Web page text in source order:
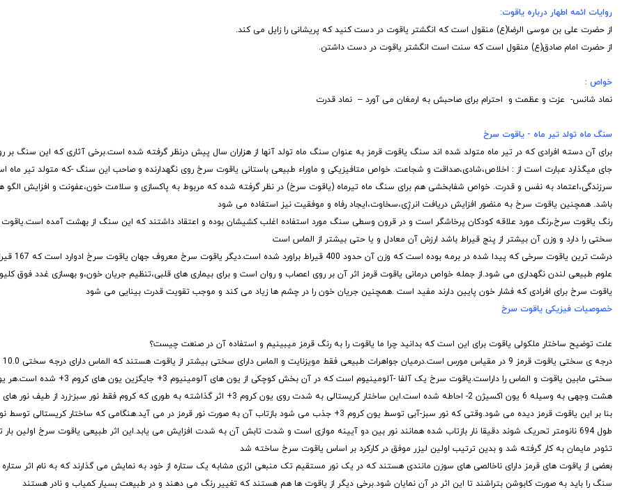
روایات ائمه اطهار درباره یاقوت:
از حضرت علی بن موسی الرضا(ع) منقول است که انگشتر یاقوت در دست کنید که پریشانی را زایل می کند.
از حضرت امام صادق(ع) منقول است که سنت است انگشتر یاقوت در دست داشتن.
خواص :
نماد شانس- عزت و عظمت و احترام برای صاحبش به ارمغان می آورد – نماد قدرت
سنگ ماه تولد تیر ماه - یاقوت سرخ
برای آن دسته افرادی که در تیر ماه متولد شده اند سنگ یاقوت قرمز به عنوان سنگ ماه تولد آنها از هزاران سال پیش درنظر گرفته شده است.برخی آثاری که این سنگ بر
جای میگذارد عبارت است از : اخلاص،شادی،صداقت و شجاعت. خواص متافیزیکی و ماوراء طبیعی باستانی یاقوت سرخ روی نگهدارنده و صاحب این سنگ -که متولد تیر ماه
سرزندگی،اعتماد به نفس و قدرت. خواص شفابخشی هم برای سنگ ماه تیرماه (یاقوت سرخ) در نظر گرفته شده که مربوط به پاکسازی و سلامت خون،عفونت و افزایش الگو
باشد. همچنین یاقوت سرخ به منضور افزایش دریافت انرژِی،سخاوت،ایجاد رفاه و موفقیت نیز استفاده می شود
رنگ یاقوت سرخ،رنگ مورد علاقه کودکان پرخاشگر است و در قرون وسطی سنگ مورد استفاده اغلب کشیشان بوده و اعتقاد داشتند که این سنگ از بهشت آمده
سختی را دارد و وزن آن بیشتر از پنج قیراط باشد ارزش آن معادل و یا حتی بیشتر از الماس است
درشت ترین یاقوت
علوم طبیعی لندن نگهداری می شود.از جمله خواص درمانی یاقوت قرمز اثر آن بر روی اعصاب و روان است و برای بیماری های قلبی،تنظیم جریان خون،و بهسازی غدد فوق
یاقوت سرخ برای افرادی که فشار خون پایین دارند مفید است .همچنین جریان خون را در چشم ها زیاد می کند و موجب تقویت قدرت بینایی می شود
خصوصیات فیزیکی یاقوت سرخ
علت توضیح ساختار ملکولی یاقوت برای این است که بدانید چرا ما یاقوت را به رنگ قرمز میبینیم و استفاده آن در صنعت چیست؟
سختی مابین یاقوت و الماس را داراست.یاقوت سرخ یک آلفا -آلومینیوم است که در آن
هشت وجهی به وسیله 6 یون اکسیژن 2- احاطه شده است.این ساختار کریستالی به شدت روی یون کروم 3+ اثر گذاشته به طوری که کروم فقط
بنا بر این یاقوت قرمز دیده می شود.وقتی که نور سبز-آبی توسط یون کروم 3+ جذب می شود بازتاب آن به صورت نور قرمز در می آید.هنگامی که ساختار
طول 694 نانومتر تحریک شوند دقیقا نار بازتاب شده همانند نور بین دو آیینه موازی است و شدت تابش آن به شدت افزایش می یابد.این اثر طبیعی یاقوت سرخ اولین بار
تئودر مایمان به کار گرفته شد و بدین ترتیب اولین لیزر موفق در کارکرد بر اساس یاقوت سرخ ساخته شد
بعضی از یاقوت های قرمز دارای ناخالصی های سوزن مانندی هستند که در یک نور مستقیم تک منبعی اثری مشابه یک ستاره از خود به نمایش می گذارند که به نام اثر
سنگ را باید به صورت کابوشن بتراشند تا این اثر در آن نمایان شود.برخی دیگر از یاقوت ها هم هستند که تغییر رنگ می دهند و در طبیعت بسیار کمیاب و نادر هستند